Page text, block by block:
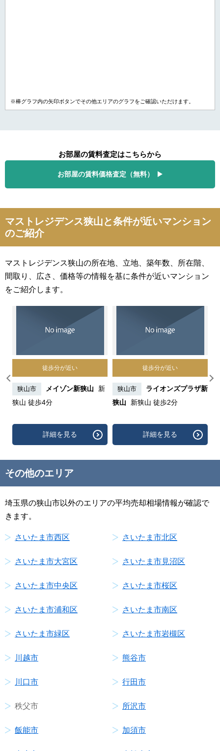
※棒グラフ内の矢印ボタンでその他エリアのグラフをご確認いただけます。
お部屋の賃料査定はこちらから
お部屋の賃料価格査定（無料）
マストレジデンス狭山と条件が近いマンション
のご紹介
マストレジデンス狭山の所在地、立地、築年数、所在階、
間取り、広さ、価格等の情報を基に条件が近いマンション
をご紹介します。
徒歩分が近い
狭山市 メイゾン新狭山
新
狭山 徒歩4分
詳細を見る
徒歩分が近い
狭山市
ライオンズプラザ新
狭山
新狭山 徒歩2分
詳細を見る
その他のエリア
埼玉県の狭山市以外のエリアの平均売却相場情報が確認で
きます。
さいたま市西区 さいたま市北区
さいたま市大宮区 さいたま市見沼区
さいたま市中央区 さいたま市桜区
さいたま市浦和区 さいたま市南区
さいたま市緑区 さいたま市岩槻区
川越市 熊谷市
川口市 行田市
秩父市 所沢市
飯能市 加須市